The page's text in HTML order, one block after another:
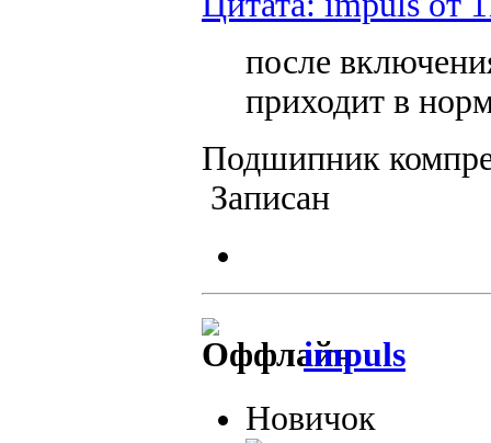
после
приходит в
Подшипник
Записан
impuls
Новичок